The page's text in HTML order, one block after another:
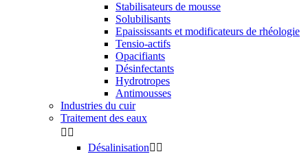
Stabilisateurs de mousse
Solubilisants
Epaississants et modificateurs de rhéologie
Tensio-actifs
Opacifiants
Désinfectants
Hydrotropes
Antimousses
Industries du cuir
Traitement des eaux
 
Désalinisation 